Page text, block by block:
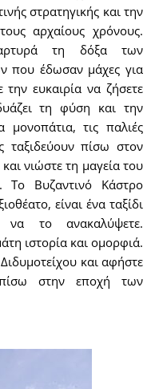
στρατηγικής και την
αρχαίους χρόνους.
τη δόξα των
που έδωσαν μάχες για
ευκαιρία να ζήσετε
τη φύση και την
μονοπάτια, τις παλιές
ταξιδεύουν πίσω στον
νιώστε τη μαγεία του
Το Βυζαντινό Κάστρο
είναι ένα ταξίδι
να το ανακαλύψετε.
ιστορία και ομορφιά.
και αφήστε
στην εποχή των